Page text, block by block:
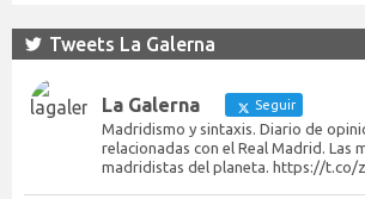
Tweets La Galerna
La Galerna Seguir
Madridismo y sintaxis. Diario de
relacionadas con el Real Madrid. Las
madridistas del planeta. https://t.co/